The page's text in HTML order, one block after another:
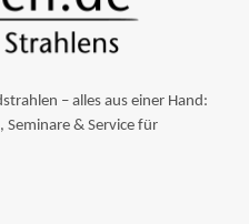
– alles aus einer Hand:
& Service für